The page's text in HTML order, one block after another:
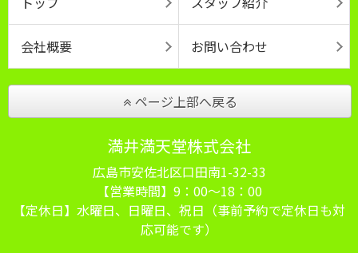
会社概要 お問い合わせ
ページ上部へ戻る
満井満天堂株式会社
広島市安佐北区口田南1-32-33
【営業時間】9：00～18：00
【定休日】水曜日、日曜日、祝日（事前予約で定休日も対
応可能です）